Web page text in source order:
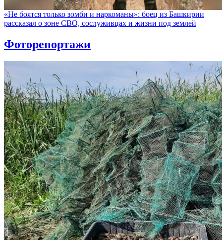
«Не боятся только зомби и наркоманы»: боец из Башкирии
рассказал о зоне СВО, сослуживцах и жизни под землей
Фоторепортажи